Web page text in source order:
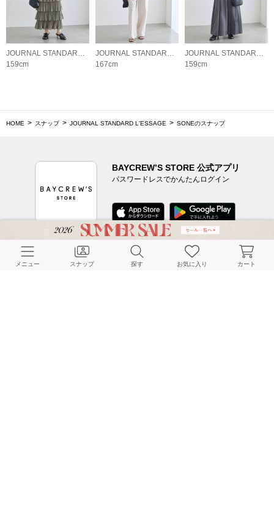
159cm
167cm
159cm
HOME スナップ JOURNAL STANDARD L'ESSAGE SONEのスナップ
BAYCREW’S STORE 公式アプリ
パスワードレスでかんたんログイン
CUSTOMER SERVICE
メニュー スナップ 探す お気に入り カート